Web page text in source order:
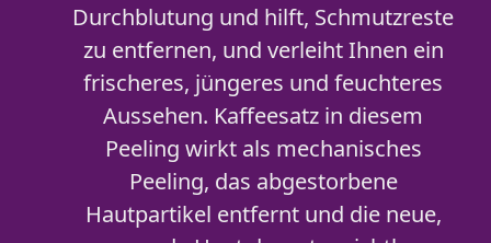
Durchblutung und hilft, Schmutzreste
zu entfernen, und verleiht Ihnen ein
frischeres, jüngeres und feuchteres
Aussehen. Kaffeesatz in diesem
Peeling wirkt als mechanisches
Peeling, das abgestorbene
Hautpartikel entfernt und die neue,